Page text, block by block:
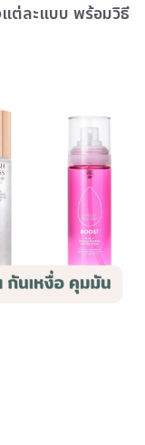
ต่ละแบบ พร้อมวิธี